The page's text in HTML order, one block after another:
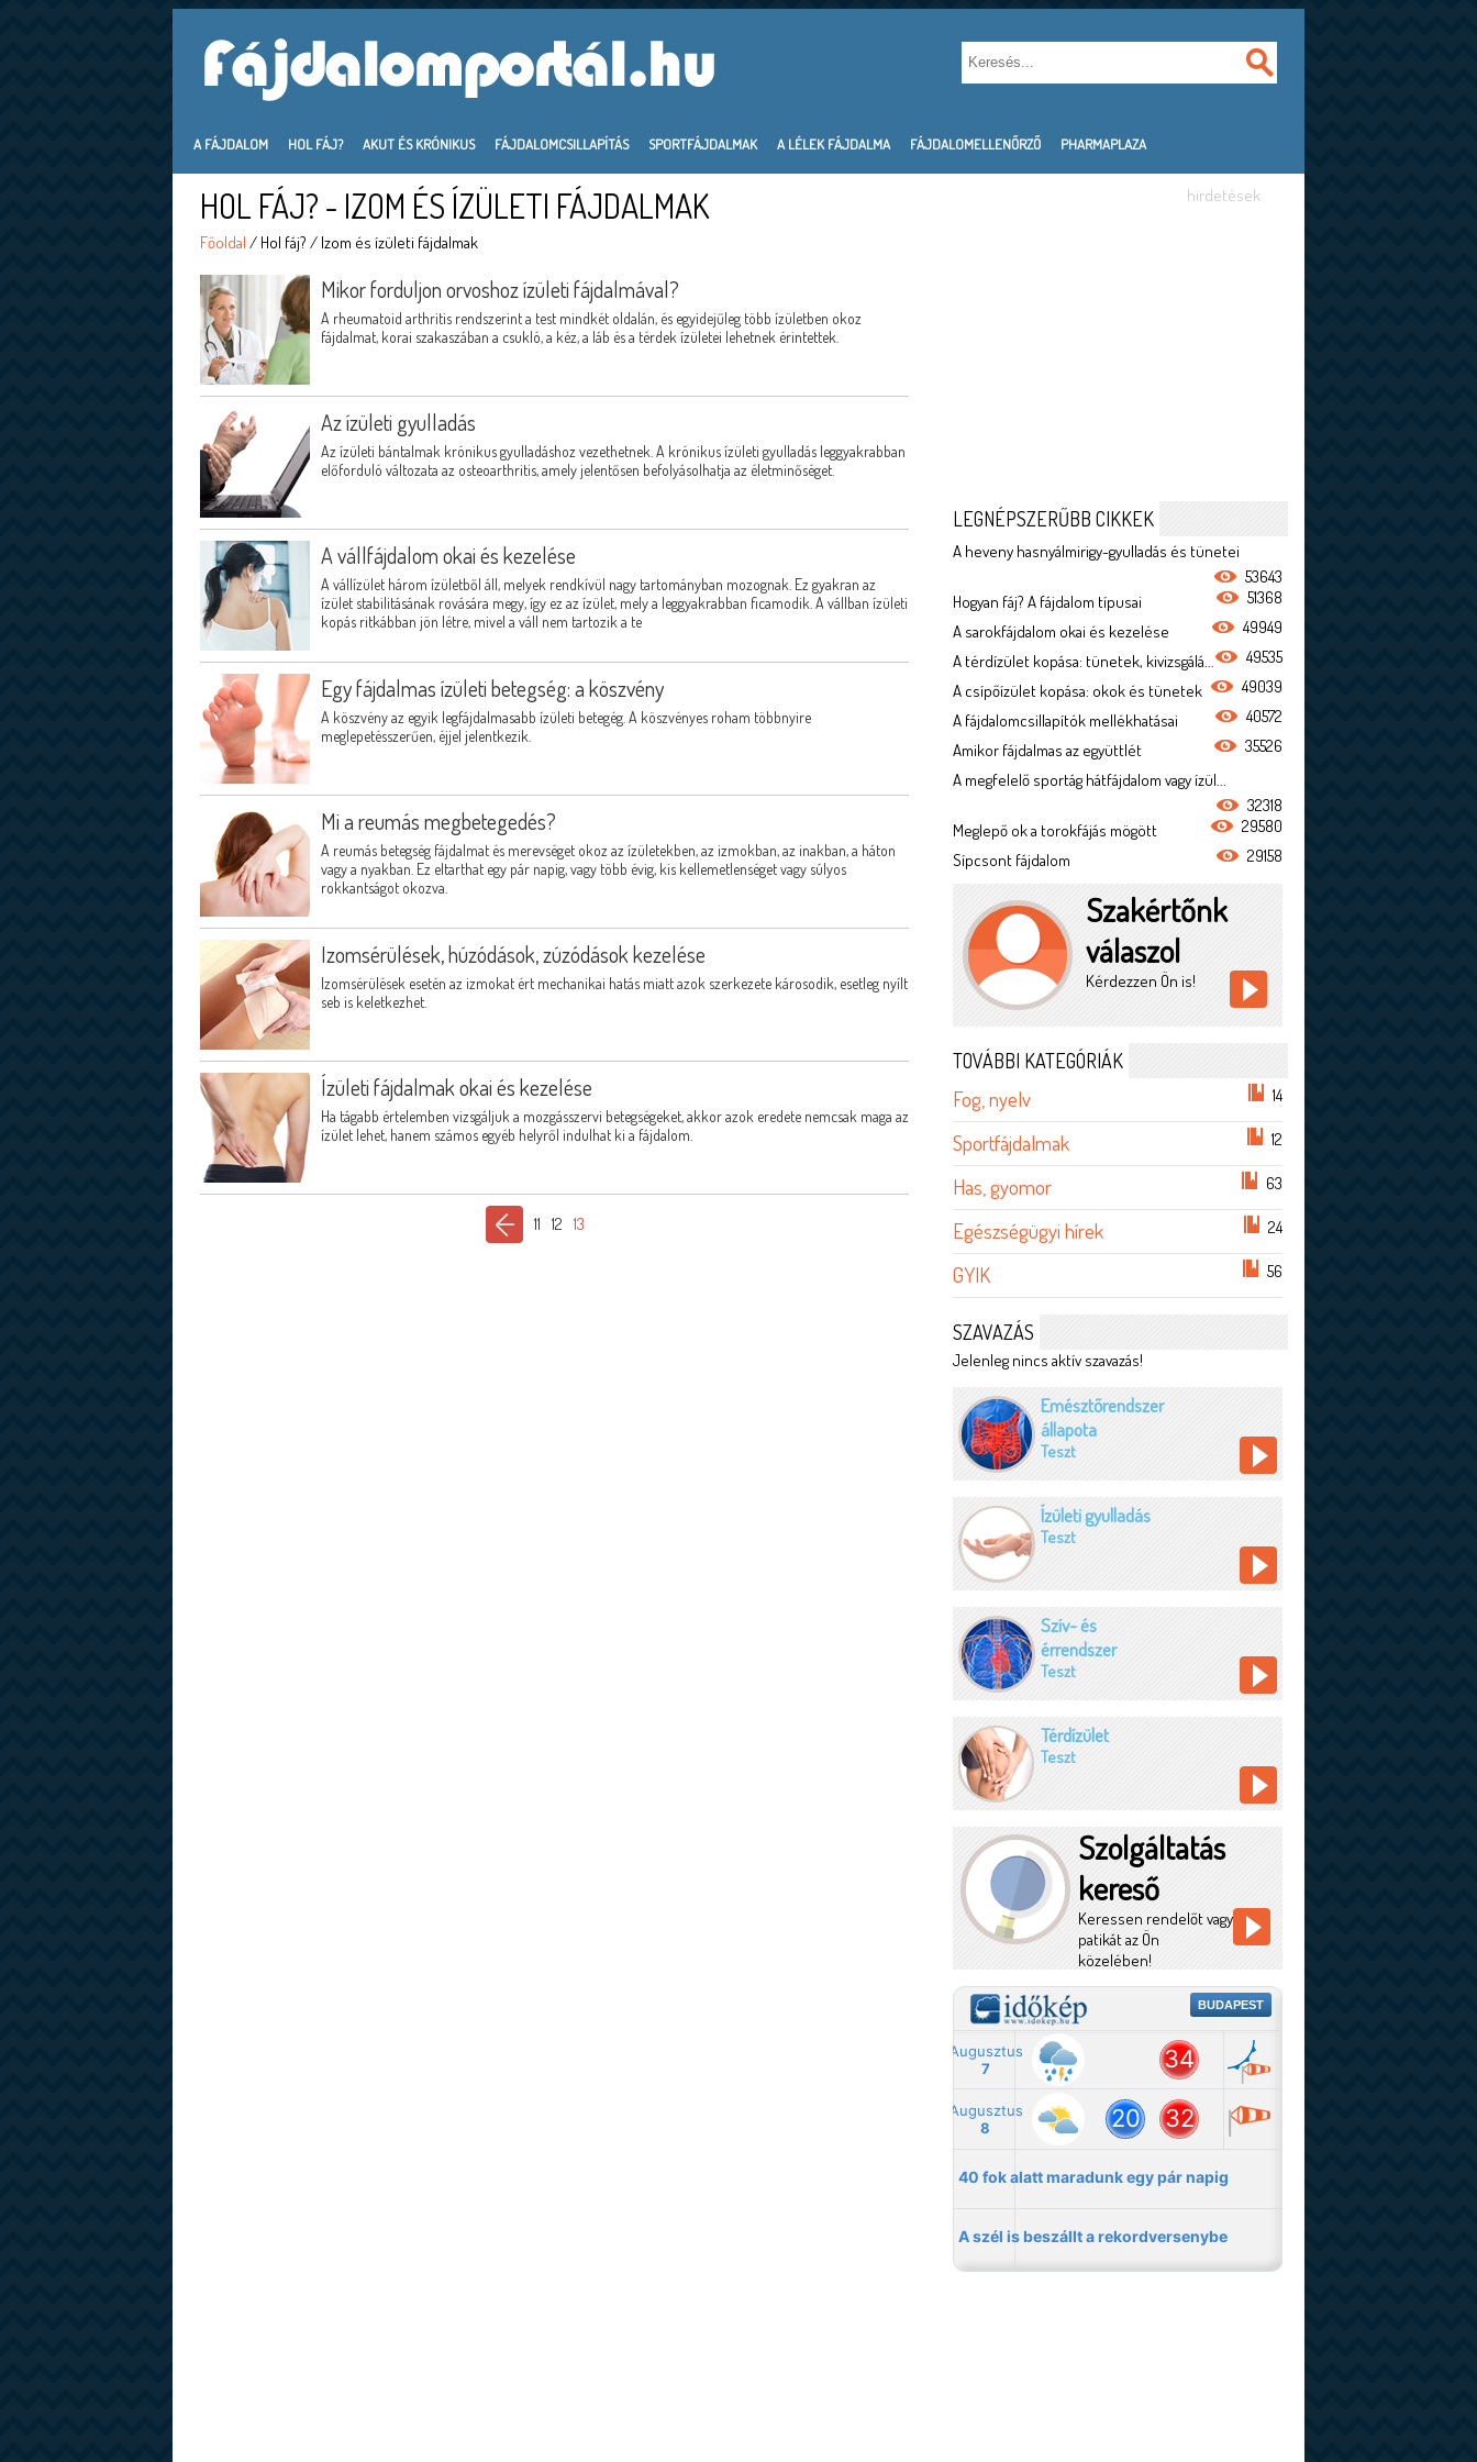
A FÁJDALOM HOL FÁJ? AKUT ÉS KRÓNIKUS FÁJDALOMCSILLAPÍTÁS SPORTFÁJDALMAK A LÉLEK FÁJDALMA FÁJDALOMELLENŐRZŐ PHARMAPLAZA
HOL FÁJ? - IZOM ÉS ÍZÜLETI FÁJDALMAK
Főoldal / Hol fáj? / Izom és ízületi fájdalmak
Mikor forduljon orvoshoz ízületi fájdalmával?
A rheumatoid arthritis rendszerint a test mindkét oldalán, és egyidejűleg több ízületben okoz
fájdalmat, korai szakaszában a csukló, a kéz, a láb és a térdek ízületei lehetnek érintettek.
Az ízületi gyulladás
Az ízületi bántalmak krónikus gyulladáshoz vezethetnek. A krónikus ízületi gyulladás leggyakrabban
előforduló változata az osteoarthritis, amely jelentősen befolyásolhatja az életminőséget.
A vállfájdalom okai és kezelése
A vállízület három ízületből áll, melyek rendkívül nagy tartományban mozognak. Ez gyakran az
ízület stabilitásának rovására megy, így ez az ízület, mely a leggyakrabban ficamodik. A vállban ízületi
kopás ritkábban jön létre, mivel a váll nem tartozik a te
Egy fájdalmas ízületi betegség: a köszvény
A köszvény az egyik legfájdalmasabb ízületi betegég. A köszvényes roham többnyire
meglepetésszerűen, éjjel jelentkezik.
Mi a reumás megbetegedés?
A reumás betegség fájdalmat és merevséget okoz az ízületekben, az izmokban, az inakban, a háton
vagy a nyakban. Ez eltarthat egy pár napig, vagy több évig, kis kellemetlenséget vagy súlyos
rokkantságot okozva.
Izomsérülések, húzódások, zúzódások kezelése
Izomsérülések esetén az izmokat ért mechanikai hatás miatt azok szerkezete károsodik, esetleg nyílt
seb is keletkezhet.
Ízületi fájdalmak okai és kezelése
Ha tágabb értelemben vizsgáljuk a mozgásszervi betegségeket, akkor azok eredete nemcsak maga az
ízület lehet, hanem számos egyéb helyről indulhat ki a fájdalom.
11 12 13
hirdetések
LEGNÉPSZERŰBB CIKKEK
A heveny hasnyálmirigy-gyulladás és tünetei
53643
Hogyan fáj? A fájdalom típusai
51368
A sarokfájdalom okai és kezelése
49949
A térdízület kopása: tünetek, kivizsgálá...
49535
A csípőízület kopása: okok és tünetek
49039
A fájdalomcsillapítók mellékhatásai
40572
Amikor fájdalmas az együttlét
35526
A megfelelő sportág hátfájdalom vagy ízül...
32318
Meglepő ok a torokfájás mögött
29580
Sípcsont fájdalom
29158
Szakértőnk
válaszol
Kérdezzen Ön is!
TOVÁBBI KATEGÓRIÁK
Fog, nyelv 14
Sportfájdalmak 12
Has, gyomor 63
Egészségügyi hírek 24
GYIK 56
SZAVAZÁS
Jelenleg nincs aktív szavazás!
Emésztőrendszer
állapota
Teszt
Ízületi gyulladás
Teszt
Szív- és
érrendszer
Teszt
Térdízület
Teszt
Szolgáltatás
kereső
Keressen rendelőt vagy
patikát az Ön
közelében!